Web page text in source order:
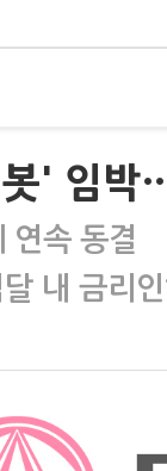
' 임박
연속 동결
내 금리